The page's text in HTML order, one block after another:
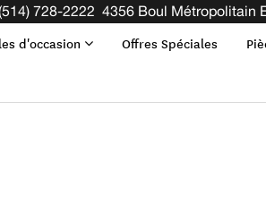
LA MARQUE AVANT LA FIN DE
728-2222 4356 Boul Métropolitain
d'occasion Offres Spéciales